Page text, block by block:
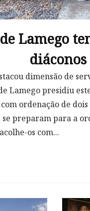
Lamego
diáconos
dimensão de
Lamego presidiu
ordenação de
preparam para a
os com...